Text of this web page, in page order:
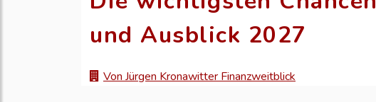
und Ausblick 2027
Von Jürgen Kronawitter Finanzweitblick